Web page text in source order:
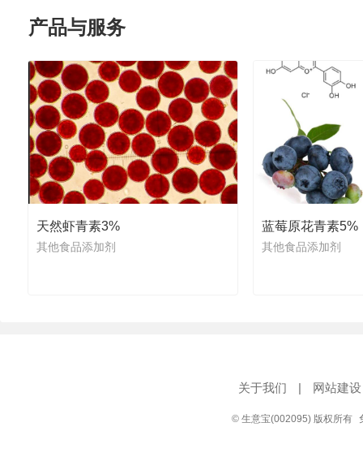
产品与服务
天然虾青素3%
其他食品添加剂
蓝莓原花青素5%
其他食品添加剂
关于我们 | 网站建设
© 生意宝(002095) 版权所有